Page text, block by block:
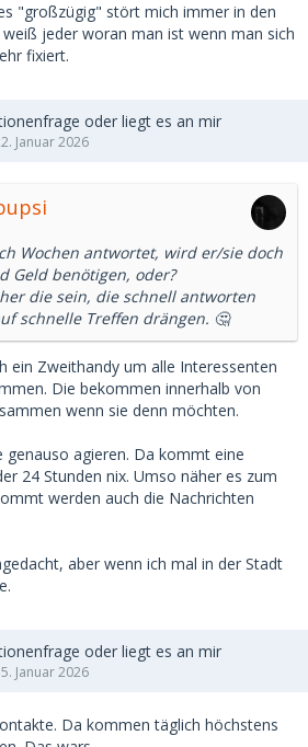
"großzügig" stört mich immer in den
jeder woran man ist wenn man sich
fixiert.
oder liegt es an mir
Januar 2026
Wochen antwortet, wird er/sie doch
Geld benötigen, oder?
die sein, die schnell antworten
schnelle Treffen drängen. 🤔
ein Zweithandy um alle Interessenten
Die bekommen innerhalb von
wenn sie denn möchten.
genauso agieren. Da kommt eine
24 Stunden nix. Umso näher es zum
werden auch die Nachrichten
aber wenn ich mal in der Stadt
oder liegt es an mir
Januar 2026
Da kommen täglich höchstens